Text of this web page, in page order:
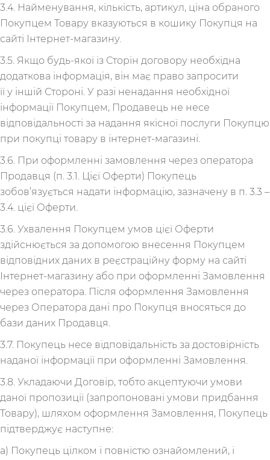
3.4. Найменування, кількість, артикул, ціна обраного
Покупцем Товару вказуються в кошику Покупця на
сайті Інтернет-магазину.
3.5. Якщо будь-якої із Сторін договору необхідна
додаткова інформація, він має право запросити
її у іншій Стороні. У разі ненадання необхідної
інформації Покупцем, Продавець не несе
відповідальності за надання якісної послуги Покупцю
при покупці товару в інтернет-магазині.
3.6. При оформленні замовлення через оператора
Продавця (п. 3.1. Цієї Оферти) Покупець
зобов’язується надати інформацію, зазначену в п. 3.3 –
3.4. цієї Оферти.
3.6. Ухвалення Покупцем умов цієї Оферти
здійснюється за допомогою внесення Покупцем
відповідних даних в реєстраційну форму на сайті
Інтернет-магазину або при оформленні Замовлення
через оператора. Після оформлення Замовлення
через Оператора дані про Покупця вносяться до
бази даних Продавця.
3.7. Покупець несе відповідальність за достовірність
наданої інформації при оформленні Замовлення.
3.8. Укладаючи Договір, тобто акцептуючи умови
даної пропозиції (запропоновані умови придбання
Товару), шляхом оформлення Замовлення, Покупець
підтверджує наступне:
а) Покупець цілком і повністю ознайомлений, і